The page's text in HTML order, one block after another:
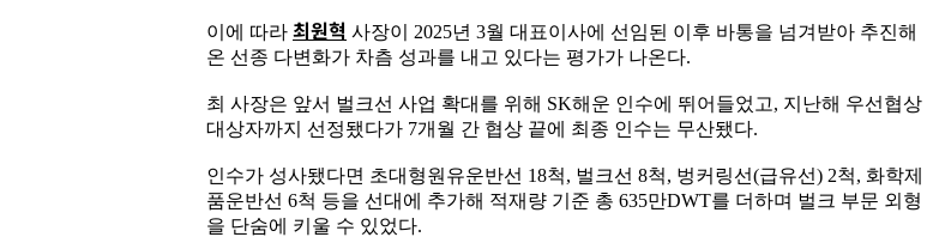
이에 따라 최원혁 사장이 2025년 3월 대표이사에 선임된 이후 바통을 넘겨받아 추진해
온 선종 다변화가 차츰 성과를 내고 있다는 평가가 나온다.
최 사장은 앞서 벌크선 사업 확대를 위해 SK해운 인수에 뛰어들었고, 지난해 우선협상
대상자까지 선정됐다가 7개월 간 협상 끝에 최종 인수는 무산됐다.
인수가 성사됐다면 초대형원유운반선 18척, 벌크선 8척, 벙커링선(급유선) 2척, 화학제
품운반선 6척 등을 선대에 추가해 적재량 기준 총 635만DWT를 더하며 벌크 부문 외형
을 단숨에 키울 수 있었다.